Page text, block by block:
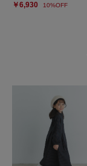
￥6,930 10%OFF